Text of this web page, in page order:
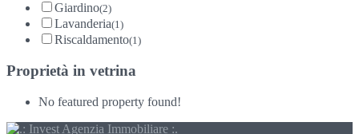
Giardino(2)
Lavanderia(1)
Riscaldamento(1)
Proprietà in vetrina
No featured property found!